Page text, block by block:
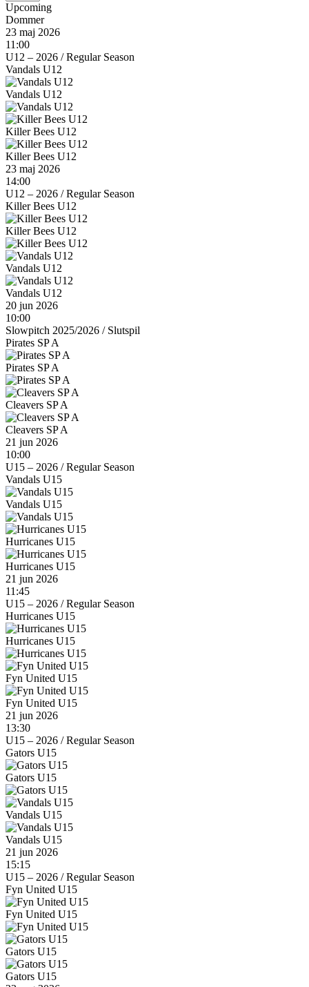
Upcoming
Dommer
23 maj 2026
11:00
U12 – 2026 /Regular Season
Vandals U12
Vandals U12
Killer Bees U12
Killer Bees U12
23 maj 2026
14:00
U12 – 2026 /Regular Season
Killer Bees U12
Killer Bees U12
Vandals U12
Vandals U12
20 jun 2026
10:00
Slowpitch 2025/2026 /Slutspil
Pirates SP A
Pirates SP A
Cleavers SP A
Cleavers SP A
21 jun 2026
10:00
U15 – 2026 /Regular Season
Vandals U15
Vandals U15
Hurricanes U15
Hurricanes U15
21 jun 2026
11:45
U15 – 2026 /Regular Season
Hurricanes U15
Hurricanes U15
Fyn United U15
Fyn United U15
21 jun 2026
13:30
U15 – 2026 /Regular Season
Gators U15
Gators U15
Vandals U15
Vandals U15
21 jun 2026
15:15
U15 – 2026 /Regular Season
Fyn United U15
Fyn United U15
Gators U15
Gators U15